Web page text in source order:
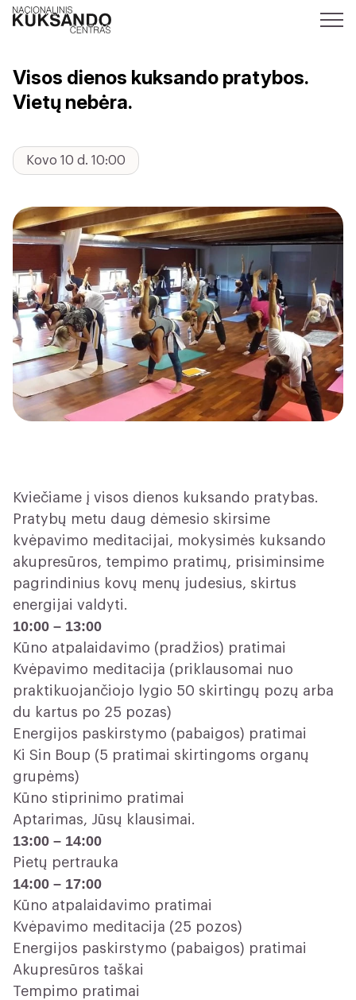
Visos dienos kuksando pratybos.
Vietų nebėra.
Kovo 10 d. 10:00
Kviečiame į visos dienos kuksando pratybas.
Pratybų metu daug dėmesio skirsime
kvėpavimo meditacijai, mokysimės kuksando
akupresūros, tempimo pratimų, prisiminsime
pagrindinius kovų menų judesius, skirtus
energijai valdyti.
10:00 – 13:00
Kūno atpalaidavimo (pradžios) pratimai
Kvėpavimo meditacija (priklausomai nuo
praktikuojančiojo lygio 50 skirtingų pozų arba
du kartus po 25 pozas)
Energijos paskirstymo (pabaigos) pratimai
Ki Sin Boup (5 pratimai skirtingoms organų
grupėms)
Kūno stiprinimo pratimai
Aptarimas, Jūsų klausimai.
13:00 – 14:00
Pietų pertrauka
14:00 – 17:00
Kūno atpalaidavimo pratimai
Kvėpavimo meditacija (25 pozos)
Energijos paskirstymo (pabaigos) pratimai
Akupresūros taškai
Tempimo pratimai